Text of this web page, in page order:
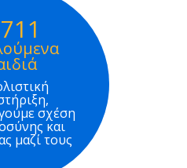
σχέση
και
μαζί τους